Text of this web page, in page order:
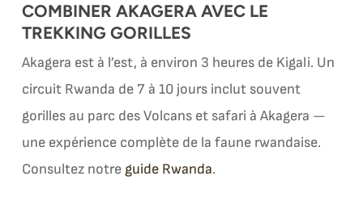
COMBINER AKAGERA AVEC LE
TREKKING GORILLES
Akagera est à l’est, à environ 3 heures de Kigali. Un
circuit Rwanda de 7 à 10 jours inclut souvent
gorilles au parc des Volcans et safari à Akagera —
une expérience complète de la faune rwandaise.
Consultez notre guide Rwanda.